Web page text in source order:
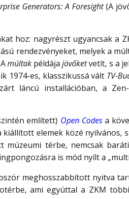
Generators: A Foresight(A
hoz: nagyrészt ugyancsak
rendezvényeket, melyek a
múltakpéldájajövőketvetít, s a
1974-es, klasszikussá vált TV-
láncú installációban, a
említett) Open Codesa
elemek közé nyilvános,
térbe, nemcsak
is mód nyílt a
meghosszabbított nyitva
ami egyúttal a ZKM